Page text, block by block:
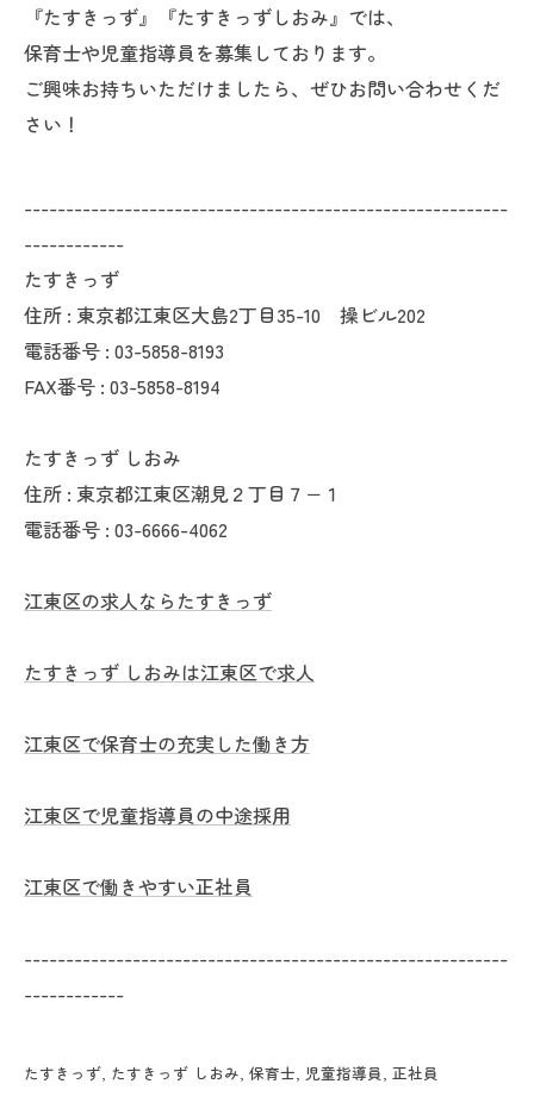
『たすきっず』『たすきっずしおみ』では、
保育士や児童指導員を募集しております。
ご興味お持ちいただけましたら、ぜひお問い合わせくだ
さい！
----------------------------------------------------------
------------
たすきっず
住所 : 東京都江東区大島2丁目35-10 操ビル202
電話番号 : 03-5858-8193
FAX番号 : 03-5858-8194
たすきっず しおみ
住所 : 東京都江東区潮見２丁目７−１
電話番号 : 03-6666-4062
江東区の求人ならたすきっず
たすきっず しおみは江東区で求人
江東区で保育士の充実した働き方
江東区で児童指導員の中途採用
江東区で働きやすい正社員
----------------------------------------------------------
------------
たすきっず たすきっず しおみ 保育士 児童指導員 正社員